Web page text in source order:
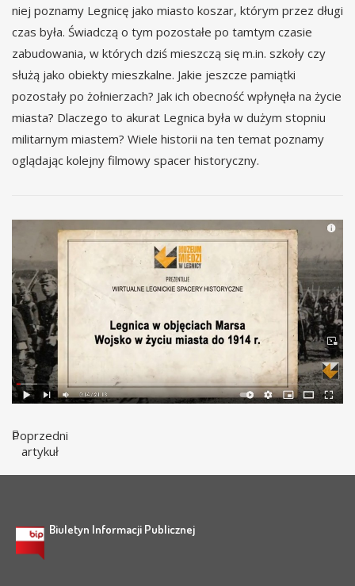
niej poznamy Legnicę jako miasto koszar, którym przez długi
czas była. Świadczą o tym pozostałe po tamtym czasie
zabudowania, w których dziś mieszczą się m.in. szkoły czy
służą jako obiekty mieszkalne. Jakie jeszcze pamiątki
pozostały po żołnierzach? Jak ich obecność wpłynęła na życie
miasta? Dlaczego to akurat Legnica była w dużym stopniu
militarnym miastem? Wiele historii na ten temat poznamy
oglądając kolejny filmowy spacer historyczny.
Poprzedni
artykuł
Biuletyn Informacji Publicznej